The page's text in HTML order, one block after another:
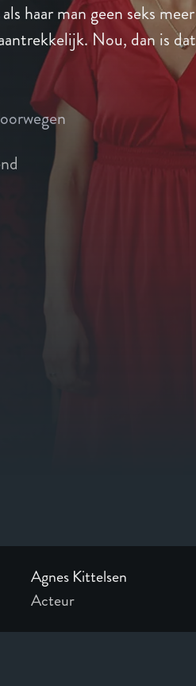
haar man geen seks meer
Nou, dan is dat
Agnes Kittelsen
Acteur